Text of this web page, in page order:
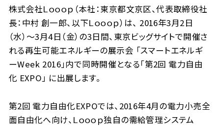
株式会社Ｌｏｏｏｐ（本社：東京都文京区、代表取締役社
長：中村 創一郎、以下Ｌｏｏｏｐ）は、 2016年3月2日
（水）〜3月4日（金）の3日間、東京ビッグサイトで開催さ
れる再生可能エネルギーの展示会 「スマートエネルギ
ーWeek 2016」内で同時開催となる「第2回 電力自由
化 EXPO」 に出展します。
第2回 電力自由化EXPOでは、2016年4月の電力小売全
面自由化へ向け、Ｌｏｏｏｐ独自の需給管理システム